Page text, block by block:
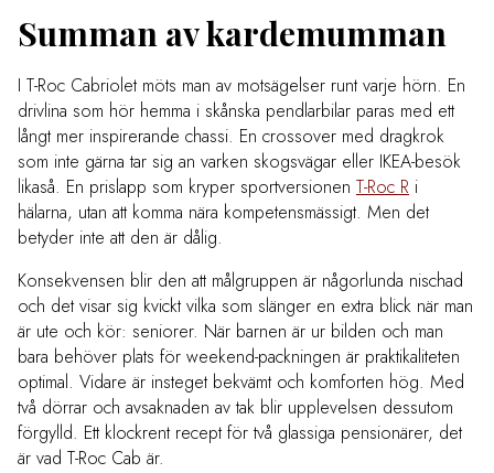
Summan av kardemumman
I T-Roc Cabriolet möts man av motsägelser runt varje hörn. En
drivlina som hör hemma i skånska pendlarbilar paras med ett
långt mer inspirerande chassi. En crossover med dragkrok
som inte gärna tar sig an varken skogsvägar eller IKEA-besök
likaså. En prislapp som kryper sportversionen T-Roc R i
hälarna, utan att komma nära kompetensmässigt. Men det
betyder inte att den är dålig.
Konsekvensen blir den att målgruppen är någorlunda nischad
och det visar sig kvickt vilka som slänger en extra blick när man
är ute och kör: seniorer. När barnen är ur bilden och man
bara behöver plats för weekend-packningen är praktikaliteten
optimal. Vidare är insteget bekvämt och komforten hög. Med
två dörrar och avsaknaden av tak blir upplevelsen dessutom
förgylld. Ett klockrent recept för två glassiga pensionärer, det
är vad T-Roc Cab är.